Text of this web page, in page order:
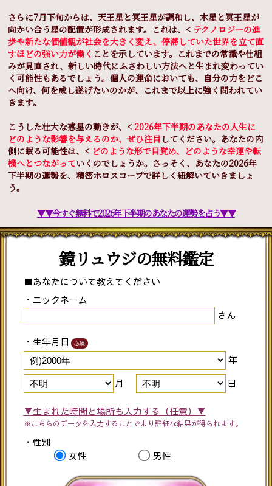
さらに7月下旬からは、天王星と冥王星が調和し、木星と冥王星が
向かい合う星の配置が形成されます。これは、< テクノロジーの進
歩や新たな価値観が社会を大きく変え、停滞していた世界を立て直
すほどの強い力が働く ことを示しています。これまでの常識や仕組
みが見直され、新しい時代にふさわしい方法へと生まれ変わってい
く可能性もあるでしょう。個人の運命においても、自分の力をどこ
へ向け、何を成し遂げたいのかが、これまで以上に強く問われてい
きます。
こうした壮大な惑星の動きが、< 2026年下半期のあなたの人生に
どのような影響を与えるのか、ぜひ注目 してください。あなたの内
側に眠る可能性は、< どのような形で目覚め、どのような幸運や転
機へとつながっていくのでしょうか。さっそく、あなたの2026年
下半期の運勢を、精密ホロスコープで詳しく紐解いていきましょ
う。
▼▼今すぐ無料で2026年下半期のあなたの運勢を占う▼▼
鏡リュウジの無料鑑定
■あなたについて教えてください
・ニックネーム
さん
・生年月日 必須
年
月
日
▼生まれた時間と場所も入力する（任意）▼
※こちらのデータを入力することでより詳細な結果が得られます。
・性別
女性
男性